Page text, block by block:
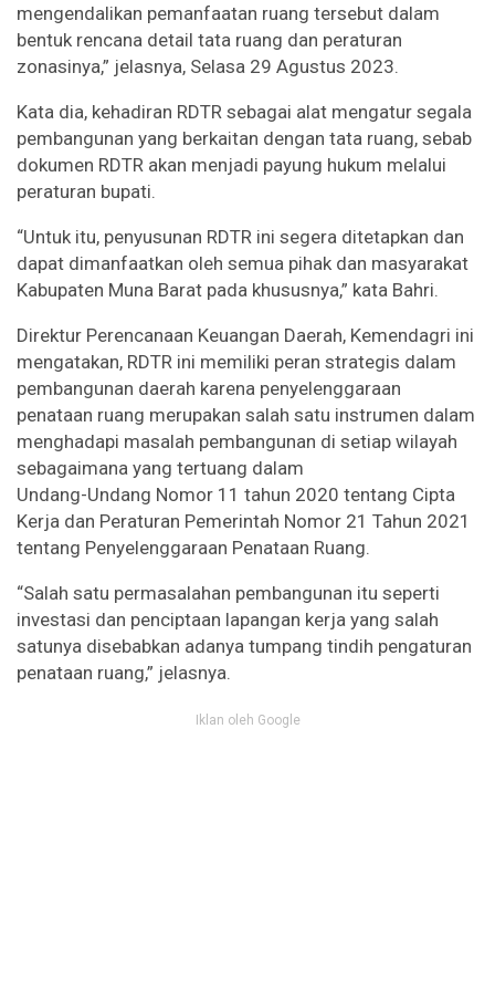
mengendalikan pemanfaatan ruang tersebut dalam
bentuk rencana detail tata ruang dan peraturan
zonasinya,” jelasnya, Selasa 29 Agustus 2023.
Kata dia, kehadiran RDTR sebagai alat mengatur segala
pembangunan yang berkaitan dengan tata ruang, sebab
dokumen RDTR akan menjadi payung hukum melalui
peraturan bupati.
“Untuk itu, penyusunan RDTR ini segera ditetapkan dan
dapat dimanfaatkan oleh semua pihak dan masyarakat
Kabupaten Muna Barat pada khususnya,” kata Bahri.
Direktur Perencanaan Keuangan Daerah, Kemendagri ini
mengatakan, RDTR ini memiliki peran strategis dalam
pembangunan daerah karena penyelenggaraan
penataan ruang merupakan salah satu instrumen dalam
menghadapi masalah pembangunan di setiap wilayah
sebagaimana yang tertuang dalam
Undang-Undang Nomor 11 tahun 2020 tentang Cipta
Kerja dan Peraturan Pemerintah Nomor 21 Tahun 2021
tentang Penyelenggaraan Penataan Ruang.
“Salah satu permasalahan pembangunan itu seperti
investasi dan penciptaan lapangan kerja yang salah
satunya disebabkan adanya tumpang tindih pengaturan
penataan ruang,” jelasnya.
Iklan oleh Google